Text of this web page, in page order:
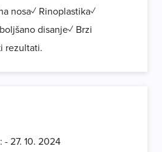
nosa✓ Rinoplastika✓
disanje✓ Brzi
rezultati.
27. 10. 2024